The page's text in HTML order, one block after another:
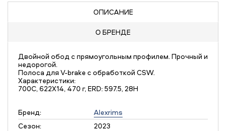
ОПИСАНИЕ
О БРЕНДЕ
Двойной обод с прямоугольным профилем. Прочный и
недорогой.
Полоса для V-brake с обработкой CSW.
Характеристики:
700C, 622X14, 470 г, ERD: 597.5, 28H
Бренд:
Alexrims
Сезон:
2023